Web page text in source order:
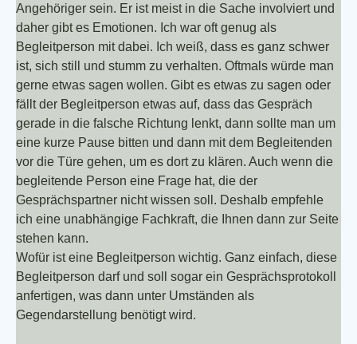
Angehöriger sein. Er ist meist in die Sache involviert und
daher gibt es Emotionen. Ich war oft genug als
Begleitperson mit dabei. Ich weiß, dass es ganz schwer
ist, sich still und stumm zu verhalten. Oftmals würde man
gerne etwas sagen wollen. Gibt es etwas zu sagen oder
fällt der Begleitperson etwas auf, dass das Gespräch
gerade in die falsche Richtung lenkt, dann sollte man um
eine kurze Pause bitten und dann mit dem Begleitenden
vor die Türe gehen, um es dort zu klären. Auch wenn die
begleitende Person eine Frage hat, die der
Gesprächspartner nicht wissen soll. Deshalb empfehle
ich eine unabhängige Fachkraft, die Ihnen dann zur Seite
stehen kann.
Wofür ist eine Begleitperson wichtig. Ganz einfach, diese
Begleitperson darf und soll sogar ein Gesprächsprotokoll
anfertigen, was dann unter Umständen als
Gegendarstellung benötigt wird.